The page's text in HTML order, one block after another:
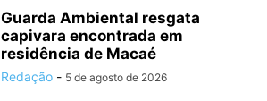
Guarda Ambiental resgata
capivara encontrada em
residência de Macaé
Redação - 5 de agosto de 2026